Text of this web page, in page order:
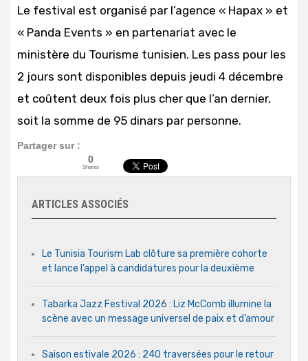
Le festival est organisé par l’agence « Hapax » et
« Panda Events » en partenariat avec le
ministère du Tourisme tunisien. Les pass pour les
2 jours sont disponibles depuis jeudi 4 décembre
et coûtent deux fois plus cher que l’an dernier,
soit la somme de 95 dinars par personne.
Partager sur :
0
Shares
ARTICLES ASSOCIÉS
Le Tunisia Tourism Lab clôture sa première cohorte
et lance l’appel à candidatures pour la deuxième
Tabarka Jazz Festival 2026 : Liz McComb illumine la
scène avec un message universel de paix et d’amour
Saison estivale 2026 : 240 traversées pour le retour